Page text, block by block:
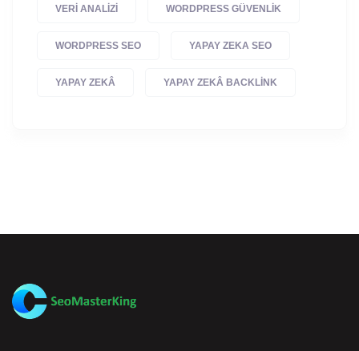
VERI ANALIZI WORDPRESS GÜVENLIK
WORDPRESS SEO YAPAY ZEKA SEO
YAPAY ZEKÂ YAPAY ZEKÂ BACKLINK